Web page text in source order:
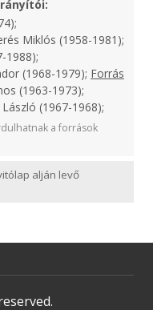
Miklós (1958-1981);
1988);
(1968-1979); Forrás
(1963-1973);
(1967-1968);
a források
alján levő